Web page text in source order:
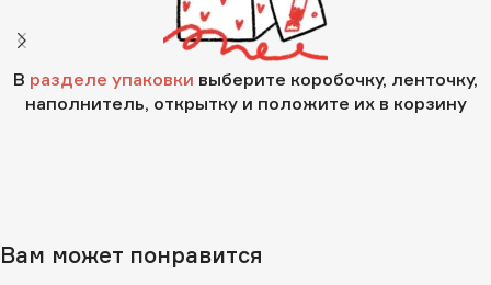
В разделе упаковки выберите коробочку, ленточку,
наполнитель, открытку и положите их в корзину
Вам может понравится